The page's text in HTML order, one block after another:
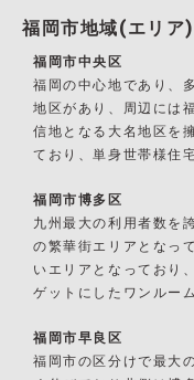
福岡市地域(エリア
福岡市中央区
福岡の中心地であり、
地区があり、周辺には
信地となる大名地区を
ており、単身世帯様住
福岡市博多区
九州最大の利用者数を
の繁華街エリアとなっ
いエリアとなっており
ゲットにしたワンルー
福岡市早良区
福岡市の区分けで最大